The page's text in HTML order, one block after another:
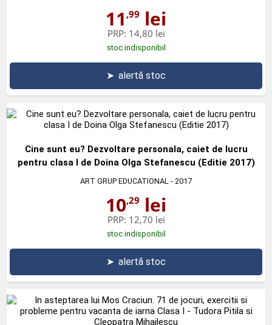
11 ,99 lei
PRP: 14,80 lei
stoc indisponibil
➤ alertă stoc
Cine sunt eu? Dezvoltare personala, caiet de lucru
pentru clasa I de Doina Olga Stefanescu (Editie 2017)
ART GRUP EDUCATIONAL - 2017
10,29 lei
PRP: 12,70 lei
stoc indisponibil
➤ alertă stoc